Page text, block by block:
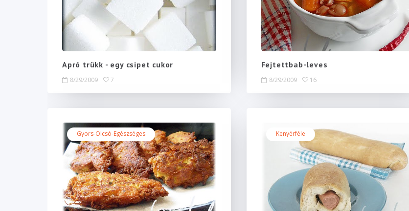
Apró trükk - egy csipet cukor
8/29/2009 7
Fejtettbab-leves
8/29/2009 16
Gyors-Olcsó-Egészséges Kenyérféle